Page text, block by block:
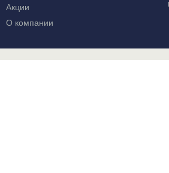
Акции
О компании